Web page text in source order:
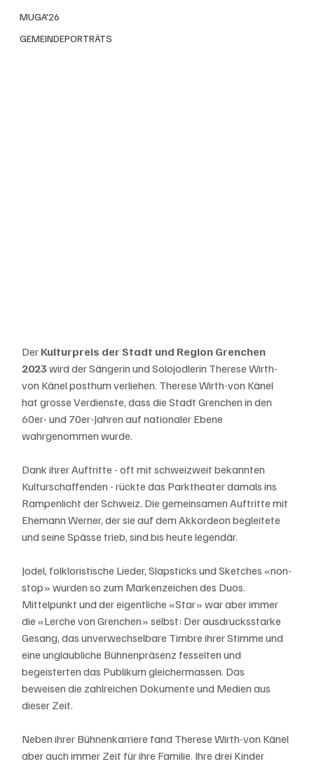
MUGA'26
GEMEINDEPORTRÄTS
Der Kulturpreis der Stadt und Region Grenchen
2023 wird der Sängerin und Solojodlerin Therese Wirth-
von Känel posthum verliehen. Therese Wirth-von Känel
hat grosse Verdienste, dass die Stadt Grenchen in den
60er- und 70er-Jahren auf nationaler Ebene
wahrgenommen wurde.
Dank ihrer Auftritte - oft mit schweizweit bekannten
Kulturschaffenden - rückte das Parktheater damals ins
Rampenlicht der Schweiz. Die gemeinsamen Auftritte mit
Ehemann Werner, der sie auf dem Akkordeon begleitete
und seine Spässe trieb, sind bis heute legendär.
Jodel, folkloristische Lieder, Slapsticks und Sketches «non-
stop» wurden so zum Markenzeichen des Duos.
Mittelpunkt und der eigentliche «Star» war aber immer
die «Lerche von Grenchen» selbst: Der ausdrucksstarke
Gesang, das unverwechselbare Timbre ihrer Stimme und
eine unglaubliche Bühnenpräsenz fesselten und
begeisterten das Publikum gleichermassen. Das
beweisen die zahlreichen Dokumente und Medien aus
dieser Zeit.
Neben ihrer Bühnenkarriere fand Therese Wirth-von Känel
aber auch immer Zeit für ihre Familie. Ihre drei Kinder